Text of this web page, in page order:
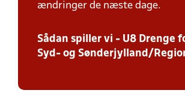
ændringer de næste dage.
Sådan spiller vi - U8 Drenge
Syd- og Sønderjylland/